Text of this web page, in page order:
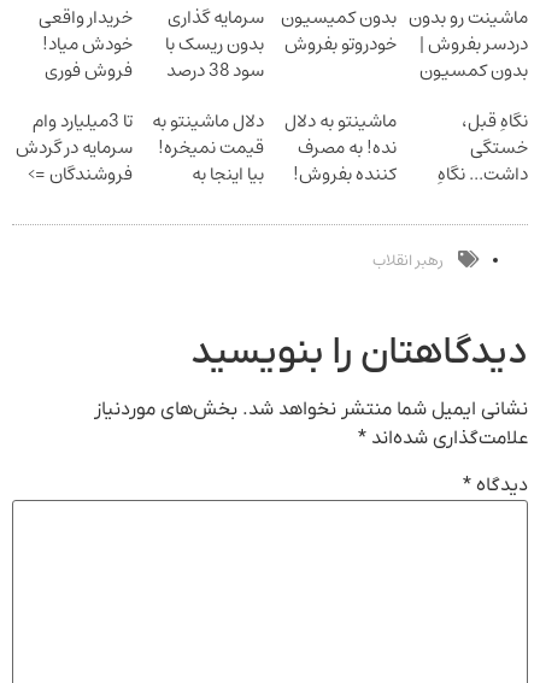
ماشینت رو بدون
دردسر بفروش |
بدون کمسیون
بدون کمیسیون
خودروتو بفروش
سرمایه گذاری
بدون ریسک با
سود 38 درصد
خریدار واقعی
خودش میاد!
فروش فوری
مکانیک
نگاهِ قبل،
خستگی
داشت... نگاهِ
بلفا با 25%
تخفیف
ماشینتو به دلال
نده! به مصرف
کننده بفروش!
یک تماس
دلال ماشینتو به
قیمت نمیخره!
بیا اینجا به
بفروش*فقط
تا 3میلیارد وام
سرمایه در گردش
فروشندگان =>
ثبت کن
رهبر انقلاب
دیدگاهتان را بنویسید
نشانی ایمیل شما منتشر نخواهد شد. بخش‌های موردنیاز
علامت‌گذاری شده‌اند *
دیدگاه *